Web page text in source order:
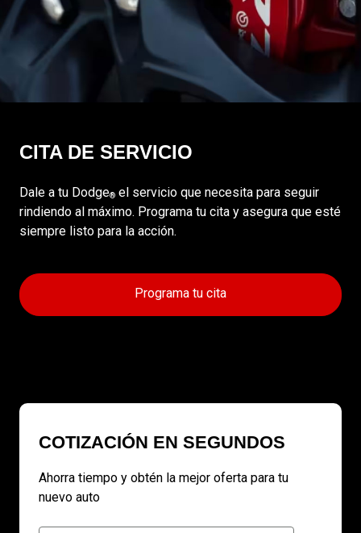
CITA DE SERVICIO
Dale a tu Dodge® el servicio que necesita para seguir
rindiendo al máximo. Programa tu cita y asegura que esté
siempre listo para la acción.
Programa tu cita
COTIZACIÓN EN SEGUNDOS
Ahorra tiempo y obtén la mejor oferta para tu
nuevo auto